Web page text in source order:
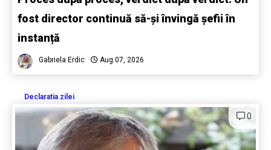
fost director continuă să-și învingă șefii în
instanță
Gabriela Erdic Aug 07, 2026
Declaratia zilei
0